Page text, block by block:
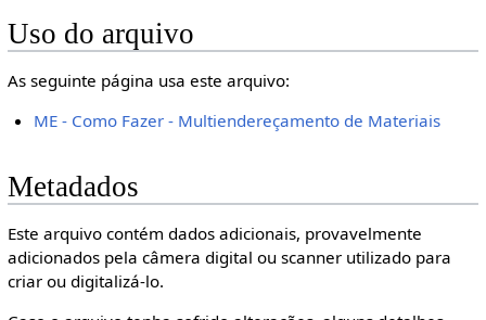
Uso do arquivo
As seguinte página usa este arquivo:
ME - Como Fazer - Multiendereçamento de Materiais
Metadados
Este arquivo contém dados adicionais, provavelmente
adicionados pela câmera digital ou scanner utilizado para
criar ou digitalizá-lo.